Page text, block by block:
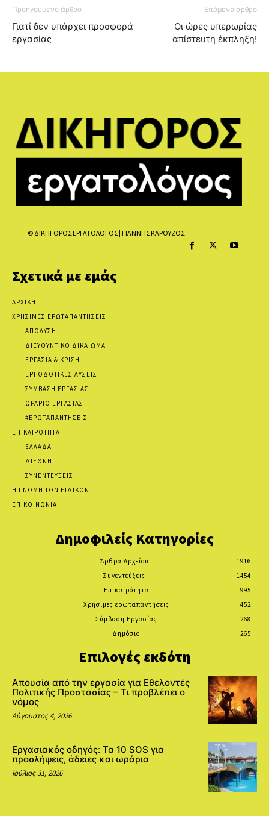
Προηγούμενο άρθρο
Γιατί δεν υπάρχει προσφορά
εργασίας
Επόμενο άρθρο
Οι ώρες υπερωρίας
απίστευτη έκπληξη!
© ΔΙΚΗΓΟΡΟΣ ΕΡΓΑΤΟΛΟΓΟΣ | ΓΙΑΝΝΗΣ ΚΑΡΟΥΖΟΣ
Σχετικά με εμάς
ΑΡΧΙΚΗ
ΧΡΗΣΙΜΕΣ ΕΡΩΤΑΠΑΝΤΗΣΕΙΣ
ΑΠΟΛΥΣΗ
ΔΙΕΥΘΥΝΤΙΚΟ ΔΙΚΑΙΩΜΑ
ΕΡΓΑΣΙΑ & ΚΡΙΣΗ
ΕΡΓΟΔΟΤΙΚΕΣ ΛΥΣΕΙΣ
ΣΥΜΒΑΣΗ ΕΡΓΑΣΙΑΣ
ΩΡΑΡΙΟ ΕΡΓΑΣΙΑΣ
#ΕΡΩΤΑΠΑΝΤΗΣΕΙΣ
ΕΠΙΚΑΙΡΟΤΗΤΑ
ΕΛΛΑΔΑ
ΔΙΕΘΝΗ
ΣΥΝΕΝΤΕΥΞΕΙΣ
Η ΓΝΩΜΗ ΤΩΝ ΕΙΔΙΚΩΝ
ΕΠΙΚΟΙΝΩΝΙΑ
Δημοφιλείς Κατηγορίες
Άρθρα Αρχείου
1916
Συνεντεύξεις
1454
Επικαιρότητα
995
Χρήσιμες ερωταπαντήσεις
452
Σύμβαση Εργασίας
268
Δημόσιο
265
Επιλογές εκδότη
Απουσία από την εργασία για Εθελοντές
Πολιτικής Προστασίας – Τι προβλέπει ο
νόμος
Αύγουστος 4, 2026
Εργασιακός οδηγός: Τα 10 SOS για
προσλήψεις, άδειες και ωράρια
Ιούλιος 31, 2026